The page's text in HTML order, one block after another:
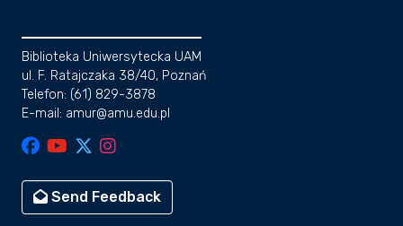
Biblioteka Uniwersytecka UAM
ul. F. Ratajczaka 38/40, Poznań
Telefon: (61) 829-3878
E-mail: amur@amu.edu.pl
Send Feedback